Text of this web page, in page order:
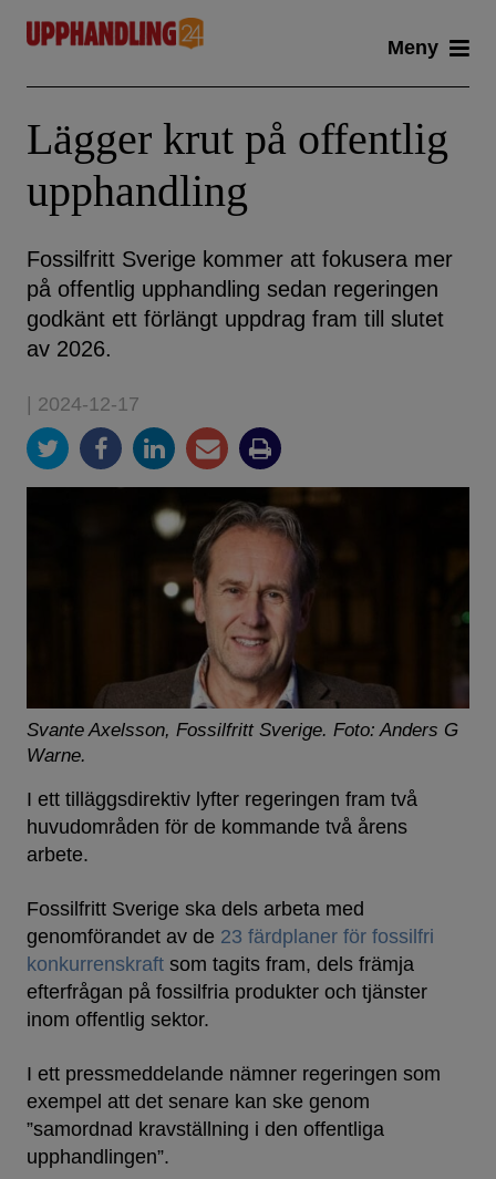
content
Meny
Lägger krut på offentlig
upphandling
Fossilfritt Sverige kommer att fokusera mer
på offentlig upphandling sedan regeringen
godkänt ett förlängt uppdrag fram till slutet
av 2026.
| 2024-12-17
Svante Axelsson, Fossilfritt Sverige. Foto: Anders G
Warne.
I ett tilläggsdirektiv lyfter regeringen fram två
huvudområden för de kommande två årens
arbete.
Fossilfritt Sverige ska dels arbeta med
genomförandet av de 23 färdplaner för fossilfri
konkurrenskraft som tagits fram, dels främja
efterfrågan på fossilfria produkter och tjänster
inom offentlig sektor.
I ett pressmeddelande nämner regeringen som
exempel att det senare kan ske genom
”samordnad kravställning i den offentliga
upphandlingen”.